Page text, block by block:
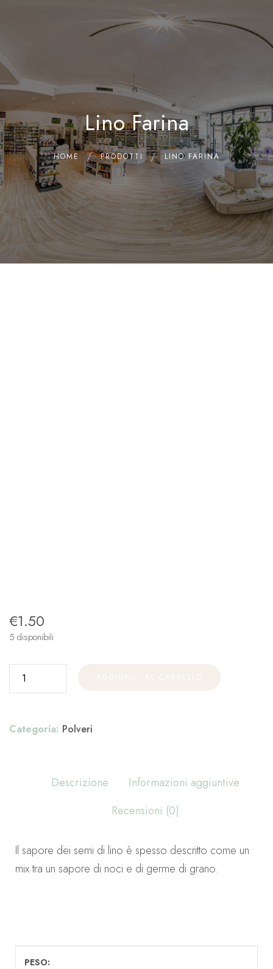
Home
Chi siamo
Il Laboratorio
Shop
Olii Essenziali
Contatti
Lino Farina
HOME PRODOTTI LINO FARINA
€1.50
5 disponibili
Categoria: Polveri
Descrizione
Informazioni aggiuntive
Recensioni (0)
Il sapore dei semi di lino è spesso descritto come un
mix tra un sapore di noci e di germe di grano.
PESO